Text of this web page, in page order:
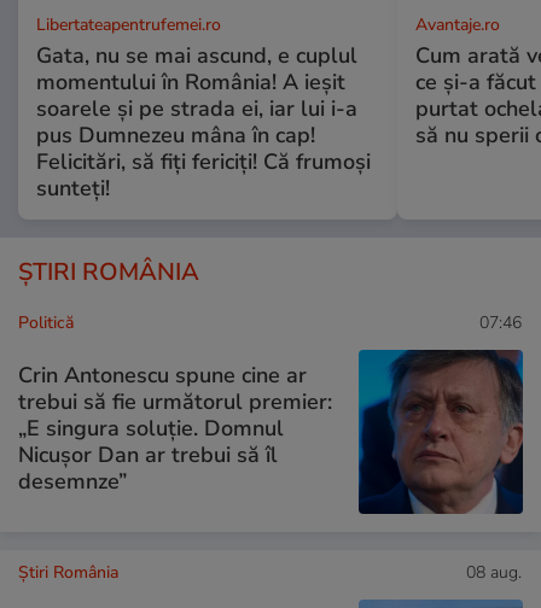
Libertateapentrufemei.ro
Gata, nu se mai ascund, e cuplul
momentului în România! A ieșit
soarele și pe strada ei, iar lui i-a
pus Dumnezeu mâna în cap!
Felicitări, să fiți fericiți! Că frumoși
sunteți!
Avantaje.ro
Cum arată
ce și-a
purtat
să nu sperii
ȘTIRI ROMÂNIA
Politică 07:46
Crin Antonescu spune cine ar
trebui să fie următorul premier:
„E singura soluție. Domnul
Nicușor Dan ar trebui să îl
desemnze”
Știri România 08 aug.